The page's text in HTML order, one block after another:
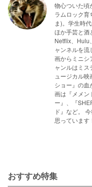
物心ついた頃
ラムロック育
ま)。学生時
ほか手芸と酒
Netflix、Hulu
ャンネルを
画からミニシ
ャンルはミス
ュージカル
ショー』の血
画は『メメン
ー』、『
ド』など。
思っています
おすすめ特集